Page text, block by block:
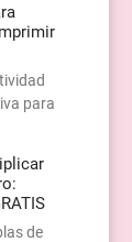
para
de